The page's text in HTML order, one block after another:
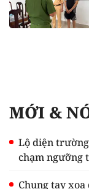
MỚI &
Lộ diện
chạm ngưỡng
Chung tay